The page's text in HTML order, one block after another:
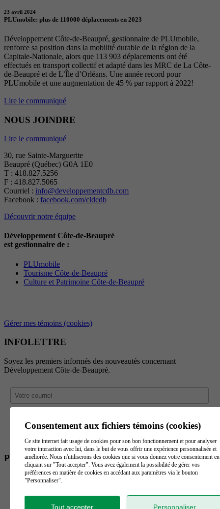
23 avril 2024
PLUmobile: plus de 110000 déplacements en 2023
Développement Côte-de-Beaupré, gestionnaire de PLUmobile,
renforce sa position dans la mobilité durable de la région de la
Capitale-Nationale, alors que 113 903 déplacements ont été
effectués en transport collectif et adapté dans les MRC de La Côte-
de-Beaupré et de L’Île d’Orléans. Une année record pour
PLUmobile et une augmentation de 45 % par rapport à 2022!
Lire le communiqué
NOUS JOINDRE
Lire le communiqué
30, rue Sainte-Marguerite
Beaupré (Québec) G0A 1E0
T : 418.827.5256
F : 418.827.5065
Courriel : info@developpementcdb.com
Facebook : facebook.com/cldcdb
Découvrir notre équipe
Développement Côte-de-Beaupré
est gestionnaire de :
PLUmobile
Tourisme Côte-de-Beaupré
Culture et Patrimoine Côte-de-Beaupré
Gérer mes témoins (cookies)
INFOLETTRE
Soyez les premiers informés des nouveautés concernant
Développement Côte-de-Beaupré.
PARTENAIRES
Consentement aux fichiers témoins (cookies)
Ce site internet fait usage de cookies pour son bon fonctionnement et pour analyser
votre interaction avec lui, dans le but de vous offrir une expérience personnalisée et
améliorée. Nous n'utiliserons des cookies que si vous donnez votre consentement en
cliquant sur "Tout accepter". Vous avez également la possibilité de gérer vos
préférences en matière de cookies en accédant aux paramètres via le bouton
"Personnaliser".
Tout accepter Personnaliser